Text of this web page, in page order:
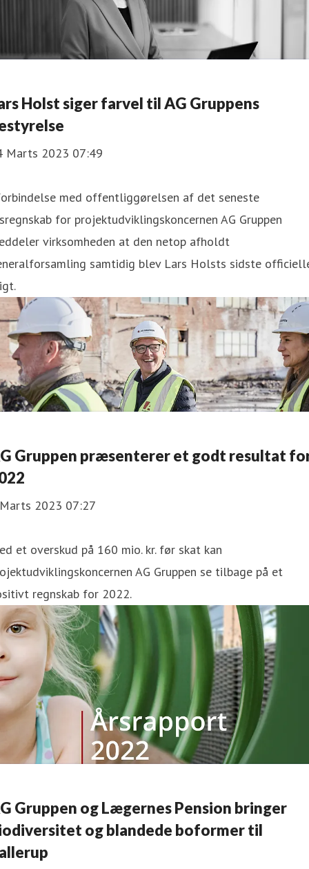
Holst siger farvel til AG Gruppens
Marts 2023 07:49
med offentliggørelsen af det seneste
for projektudviklingskoncernen AG Gruppen
virksomheden at den netop afholdt
samtidig blev Lars Holsts sidste
Gruppen præsenterer et godt resultat
2023 07:27
et overskud på 160 mio. kr. før skat kan
AG Gruppen se tilbage på et
regnskab for 2022.
Gruppen og Lægernes Pension bringer
og blandede boformer til